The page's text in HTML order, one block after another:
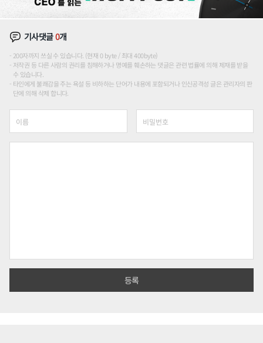
기사댓글0개
200자까지 쓰실 수 있습니다. (현재 0 byte / 최대 400byte)
저작권 등 다른 사람의 권리를 침해하거나 명예를 훼손하는 댓글은 관련 법률에 의해 제재를 받을
수 있습니다.
타인에게 불쾌감을 주는 욕설 등 비하하는 단어가 내용에 포함되거나 인신공격성 글은 관리자의 판
단에 의해 삭제 합니다.